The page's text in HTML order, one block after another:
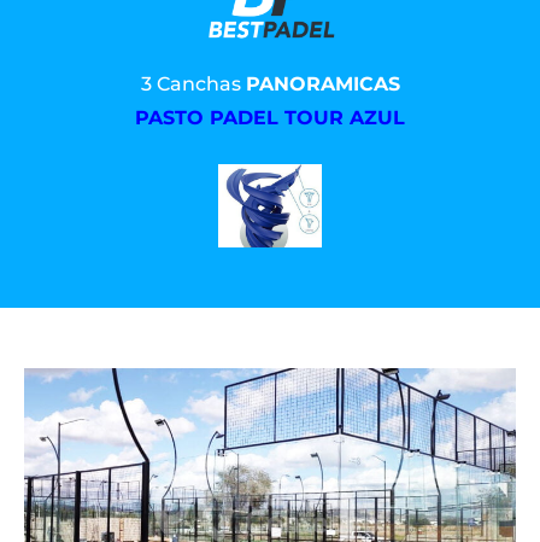
3 Canchas PANORAMICAS
PASTO PADEL TOUR AZUL